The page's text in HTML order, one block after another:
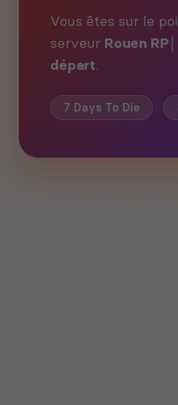
Vous êtes sur le
serveur Rouen
départ.
7 Days To Die